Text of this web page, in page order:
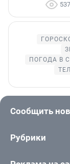
537
ПОГОДА В
Сообщить
Рубрики